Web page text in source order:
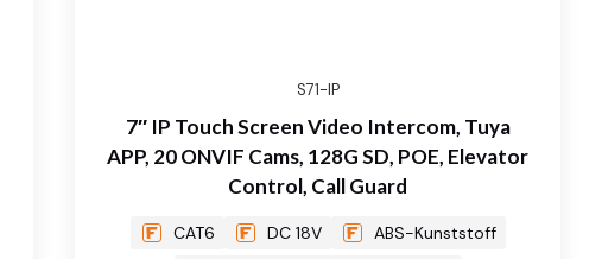
S71-IP
7″ IP Touch Screen Video Intercom, Tuya
APP, 20 ONVIF Cams, 128G SD, POE, Elevator
Control, Call Guard
CAT6 DC 18V
ABS-Kunststoff